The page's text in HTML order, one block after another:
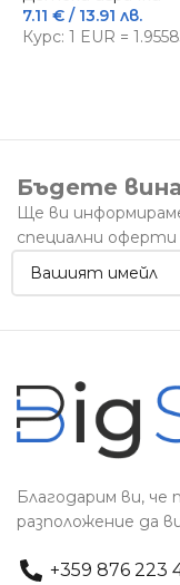
7.11 € / 13.91 лв.
Курс: 1 EUR =
Бъдете
Ще ви
специални оферти
Благодарим ви, че
разположение да
+359 876 223